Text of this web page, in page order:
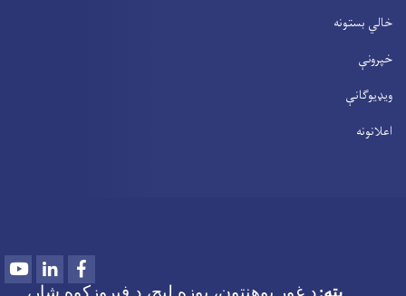
خالي بستونه
خپرونې
ویډیوګانې
اعلانونه
YoutubeLinkedIn
پته د غور پوهنتون، پوزه لیج، د فیروزکوه شار،